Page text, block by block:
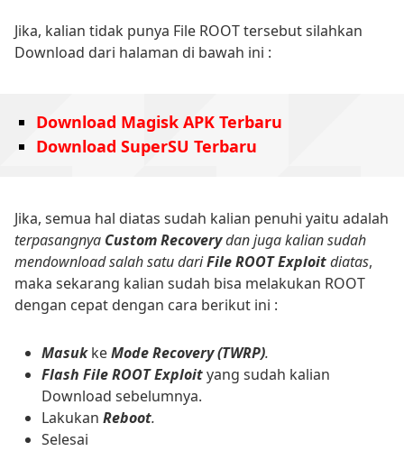
Jika, kalian tidak punya File ROOT tersebut silahkan
Download dari halaman di bawah ini :
Download Magisk APK Terbaru
Download SuperSU Terbaru
Jika, semua hal diatas sudah kalian penuhi yaitu adalah
terpasangnya Custom Recoverydan juga kalian sudah
mendownload salah satu dariFile ROOT Exploitdiatas,
maka sekarang kalian sudah bisa melakukan ROOT
dengan cepat dengan cara berikut ini :
MasukkeMode Recovery (TWRP).
Flash File ROOT Exploityang sudah kalian
Download sebelumnya.
Lakukan Reboot.
Selesai